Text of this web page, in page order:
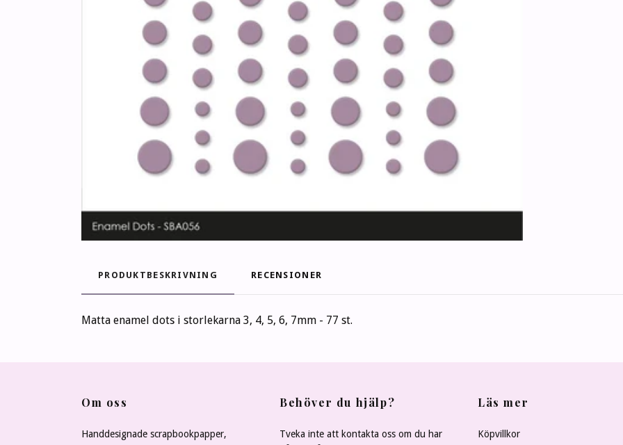
PRODUKTBESKRIVNING RECENSIONER
Matta enamel dots i storlekarna 3, 4, 5, 6, 7mm - 77 st.
Om oss
Handdesignade scrapbookpapper,
Behöver du hjälp?
Tveka inte att kontakta oss om du har
Läs mer
Köpvillkor